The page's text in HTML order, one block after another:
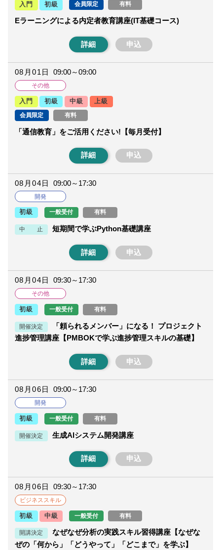
入門 初級 会員限定 有料
Eラーニングによる内定者教育講座(IT基礎コース)
詳細 申込
08月01日 09:00～09:00
その他
入門 初級 中級
上級
会員限定
有料
「通信教育」をご活用ください!【毎月受付】
詳細 申込
08月04日 09:00～17:30
開発
初級 一般受付 有料
中 止 短期間で学ぶPython基礎講座
詳細 申込
08月04日 09:30～17:30
その他
初級 一般受付 有料
開催決定
「頼られるメンバー」になる！ プロジェクト
進捗管理講座【PMBOKで学ぶ進捗管理スキルの基礎】
詳細 申込
08月06日 09:00～17:30
開発
初級 一般受付 有料
開催決定 生成AIシステム開発講座
詳細 申込
08月06日 09:30～17:30
ビジネススキル
初級 中級 一般受付 有料
開講決定
なぜなぜ分析の実践スキル習得講座【なぜな
ぜの「何から」「どうやって」「どこまで」を学ぶ】